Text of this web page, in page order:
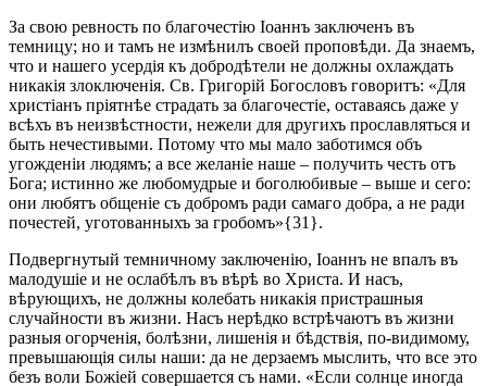
За свою ревность по благочестію Іоаннъ заключенъ въ
темницу; но и тамъ не измѣнилъ своей проповѣди. Да знаемъ,
что и нашего усердія къ добродѣтели не должны охлаждать
никакія злоключенія. Св. Григорій Богословъ говоритъ: «Для
христіанъ пріятнѣе страдать за благочестіе, оставаясь даже у
всѣхъ въ неизвѣстности, нежели для другихъ прославляться и
быть нечестивыми. Потому что мы мало заботимся объ
угожденіи людямъ; а все желаніе наше – получить честь отъ
Бога; истинно же любомудрые и боголюбивые – выше и сего:
они любятъ общеніе съ добромъ ради самаго добра, а не ради
почестей, уготованныхъ за гробомъ»{31}.
Подвергнутый темничному заключенію, Іоаннъ не впалъ въ
малодушіе и не ослабѣлъ въ вѣрѣ во Христа. И насъ,
вѣрующихъ, не должны колебать никакія пристрашныя
случайности въ жизни. Насъ нерѣдко встрѣчаютъ въ жизни
разныя огорченія, болѣзни, лишенія и бѣдствія, по-видимому,
превышающія силы наши: да не дерзаемъ мыслить, что все это
безъ воли Божіей совершается съ нами. «Если солнце иногда